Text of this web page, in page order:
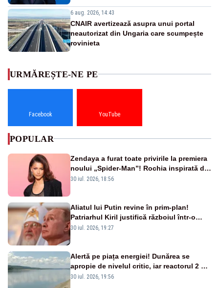
6 aug. 2026, 14:43
CNAIR avertizează asupra unui portal
neautorizat din Ungaria care scumpește
rovinieta
URMĂREȘTE-NE PE
Facebook YouTube
POPULAR
Zendaya a furat toate privirile la premiera
noului „Spider-Man”! Rochia inspirată de
pânza de păianjen a făcut senzație
30 iul. 2026, 18:56
Aliatul lui Putin revine în prim-plan!
Patriarhul Kiril justifică războiul într-o
nouă carte
30 iul. 2026, 19:27
Alertă pe piața energiei! Dunărea se
apropie de nivelul critic, iar reactorul 2 de
la Cernavodă ar putea fi oprit
30 iul. 2026, 19:56